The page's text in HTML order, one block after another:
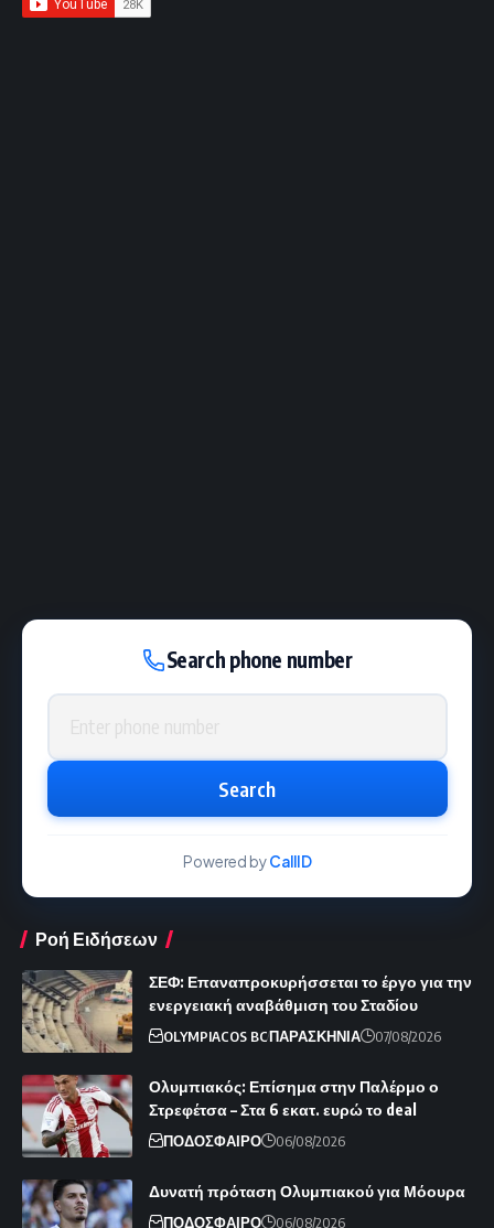
Search phone number
Phone number
Search
Powered byCallID
Ροή Ειδήσεων
ΣΕΦ: Επαναπροκυρήσσεται το έργο για την
ενεργειακή αναβάθμιση του Σταδίου
OLYMPIACOS BCΠΑΡΑΣΚΗΝΙΑ 07/08/2026
Ολυμπιακός: Επίσημα στην Παλέρμο ο
Στρεφέτσα – Στα 6 εκατ. ευρώ το deal
ΠΟΔΟΣΦΑΙΡΟ 06/08/2026
Δυνατή πρόταση Ολυμπιακού για Μόουρα
ΠΟΔΟΣΦΑΙΡΟ 06/08/2026